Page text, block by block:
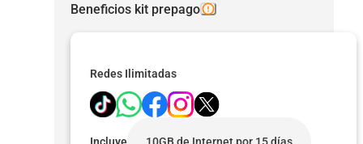
Beneficios kit prepago
Redes Ilimitadas
Incluye 10GB de Internet por 15 días